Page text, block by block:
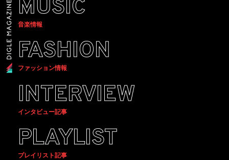
MUSIC
音楽情報
FASHION
ファッション情報
INTERVIEW
インタビュー記事
PLAYLIST
プレイリスト記事